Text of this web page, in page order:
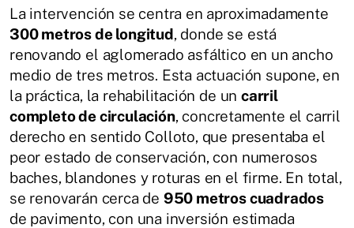
La intervención se centra en aproximadamente
300 metros de longitud, donde se está
renovando el aglomerado asfáltico en un ancho
medio de tres metros. Esta actuación supone, en
la práctica, la rehabilitación de un carril
completo de circulación, concretamente el carril
derecho en sentido Colloto, que presentaba el
peor estado de conservación, con numerosos
baches, blandones y roturas en el firme. En total,
se renovarán cerca de 950 metros cuadrados
de pavimento, con una inversión estimada